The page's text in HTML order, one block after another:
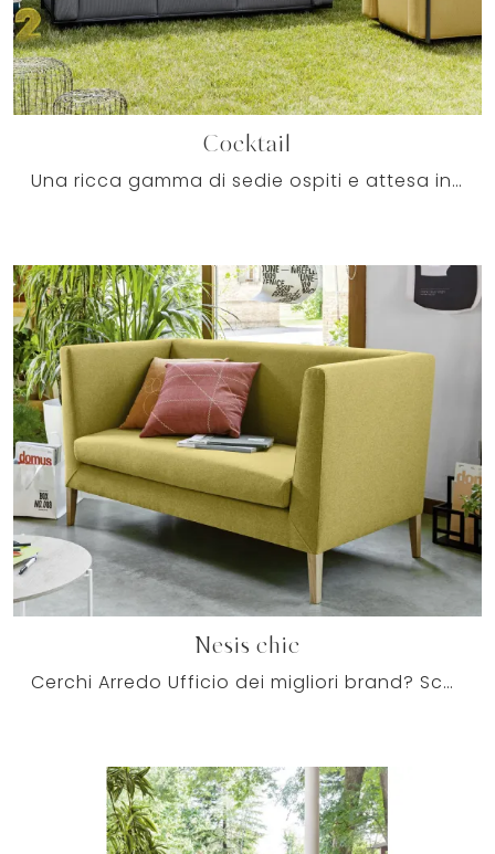
Cocktail
Una ricca gamma di sedie ospiti e attesa in tessuto ti attende! Il modello Cocktail di Milani ti attende!
Nesis chic
Cerchi Arredo Ufficio dei migliori brand? Scopri le differenti soluzioni di sedie ospiti e attesa in tessuto, come il modello Nesis chic di Milani.